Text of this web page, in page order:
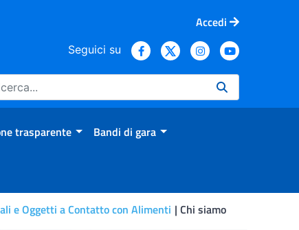
Accedi
Seguici su
trasparente Bandi di gara
e Oggetti a Contatto con Alimenti Chi siamo